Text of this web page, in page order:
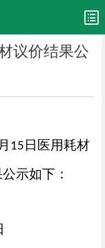
议价结果公
月 15 日 医用耗材
示如下：